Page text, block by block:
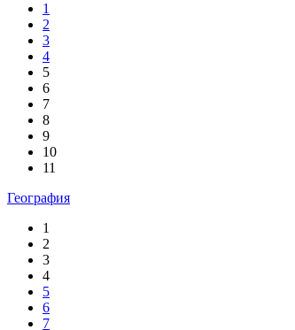
1
2
3
4
5
6
7
8
9
10
11
География
1
2
3
4
5
6
7